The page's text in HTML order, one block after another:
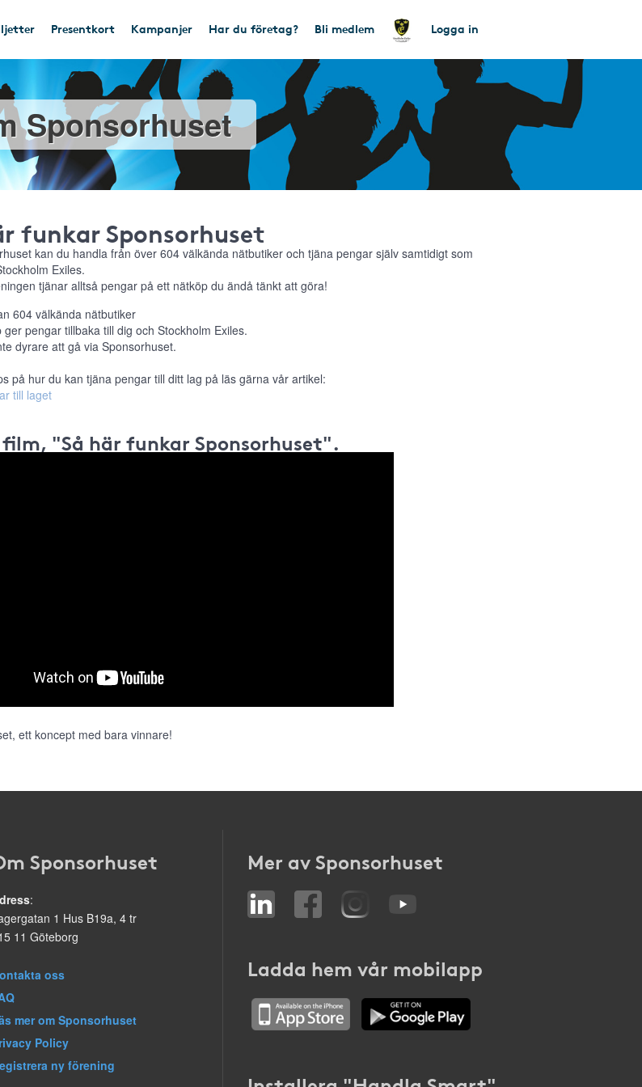
Presentkort Kampanjer Har du företag? Bli medlem Logga in
Sponsorhuset
funkar Sponsorhuset
kan du handla från över 604 välkända nätbutiker och tjäna pengar själv samtidigt som
Exiles.
tjänar alltså pengar på ett nätköp du ändå tänkt att göra!
604 välkända nätbutiker
ger pengar tillbaka till dig och Stockholm Exiles.
dyrare att gå via Sponsorhuset.
på hur du kan tjäna pengar till ditt lag på läs gärna vår artikel:
till laget
film, "Så här funkar Sponsorhuset".
ett koncept med bara vinnare!
Sponsorhuset
:
1 Hus B19a, 4 tr
11 Göteborg
oss
mer om Sponsorhuset
Policy
ny förening
Mer av Sponsorhuset
Ladda hem vår mobilapp